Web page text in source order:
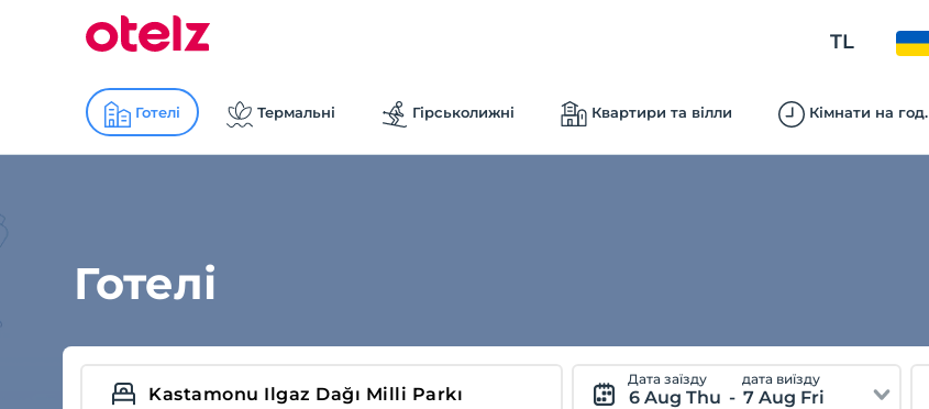
TL
Готелі Термальні Гірськолижні Квартири та вілли Кімнати на год.
Готелі
Дата заїзду
6 Aug Thu -
дата виїзду
7 Aug Fri